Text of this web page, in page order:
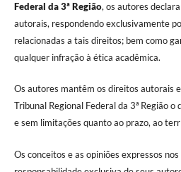
Federal da 3ª Região, os autores
autorais, respondendo exclusivamente
relacionadas a tais direitos; bem como
qualquer infração à ética acadêmica.
Os autores mantêm os direitos autorais
Tribunal Regional Federal da 3ª Região
e sem limitações quanto ao prazo, ao
Os conceitos e as opiniões expressos